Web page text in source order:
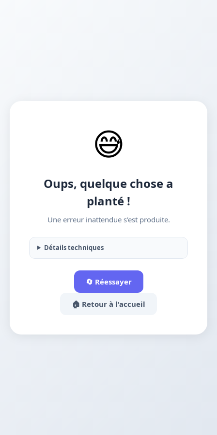
😅
Oups, quelque chose a
planté !
Une erreur inattendue s'est produite.
Détails techniques
🔄 Réessayer
🏠 Retour à l'accueil